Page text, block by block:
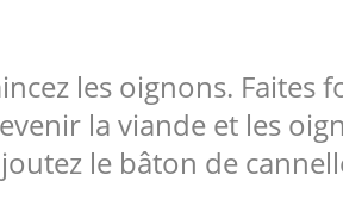
les oignons. Faites
la viande et les
le bâton de